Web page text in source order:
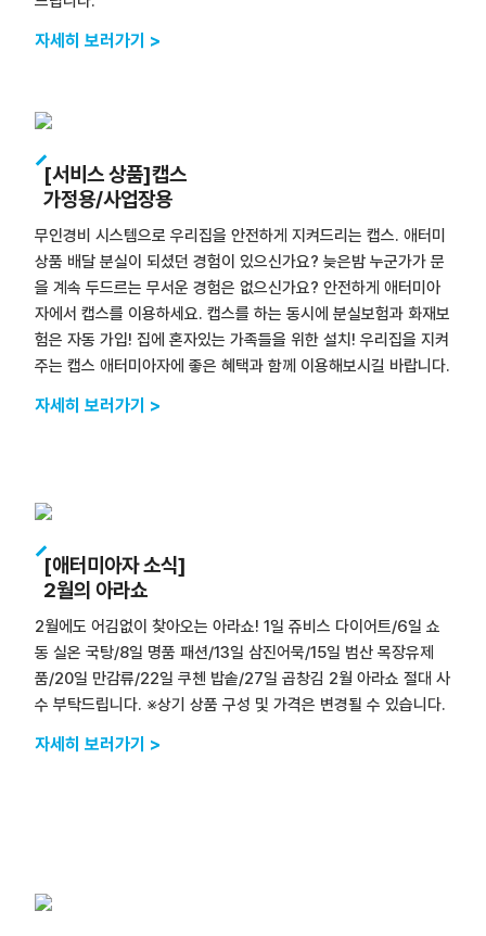
자세히 보러가기 >
[서비스 상품]캡스
가정용/사업장용
무인경비 시스템으로 우리집을 안전하게 지켜드리는 캡스. 애터미
상품 배달 분실이 되셨던 경험이 있으신가요? 늦은밤 누군가가 문
을 계속 두드르는 무서운 경험은 없으신가요? 안전하게 애터미아
자에서 캡스를 이용하세요. 캡스를 하는 동시에 분실보험과 화재보
험은 자동 가입! 집에 혼자있는 가족들을 위한 설치! 우리집을 지켜
주는 캡스 애터미아자에 좋은 혜택과 함께 이용해보시길 바랍니다.
자세히 보러가기 >
[애터미아자 소식]
2월의 아라쇼
2월에도 어김없이 찾아오는 아라쇼! 1일 쥬비스 다이어트/6일 쇼
동 실온 국탕/8일 명품 패션/13일 삼진어묵/15일 범산 목장유제
품/20일 만감류/22일 쿠첸 밥솥/27일 곱창김 2월 아라쇼 절대 사
수 부탁드립니다. ※상기 상품 구성 및 가격은 변경될 수 있습니다.
자세히 보러가기 >